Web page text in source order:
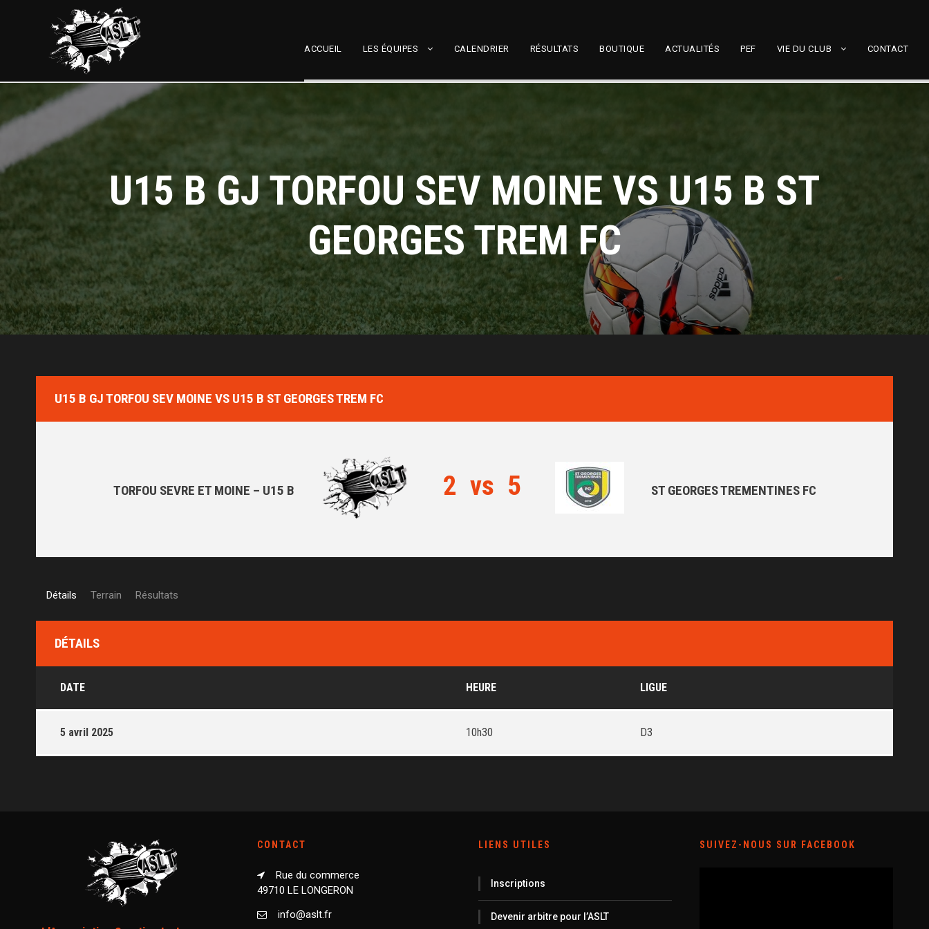
ACCUEIL LES ÉQUIPES CALENDRIER RÉSULTATS BOUTIQUE ACTUALITÉS PEF VIE DU CLUB CONTACT
U15 B GJ TORFOU SEV MOINE VS U15 B ST
GEORGES TREM FC
U15 B GJ TORFOU SEV MOINE VS U15 B ST GEORGES TREM FC
TORFOU SEVRE ET MOINE – U15 B 2 vs 5 ST GEORGES TREMENTINES FC
Détails Terrain Résultats
DÉTAILS
DATE HEURE LIGUE
5 avril 2025 10h30 D3
CONTACT
Rue du commerce
49710 LE LONGERON
info@aslt.fr
LIENS UTILES
Inscriptions
Devenir arbitre pour l’ASLT
SUIVEZ-NOUS SUR FACEBOOK